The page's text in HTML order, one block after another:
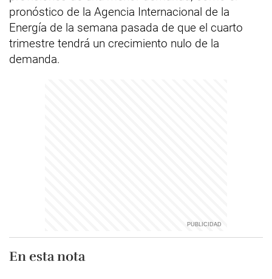
pronóstico de la Agencia Internacional de la
Energía de la semana pasada de que el cuarto
trimestre tendrá un crecimiento nulo de la
demanda.
En esta nota